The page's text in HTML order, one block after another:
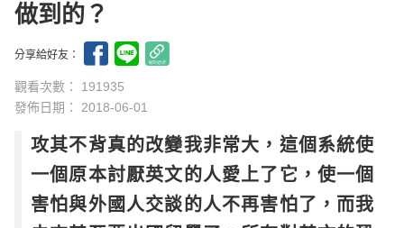
做到的？
分享給好友：
觀看次數： 191935
發佈日期： 2018-06-01
攻其不背真的改變我非常大，這個系統使
一個原本討厭英文的人愛上了它，使一個
害怕與外國人交談的人不再害怕了，而我